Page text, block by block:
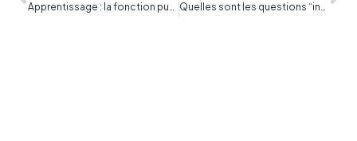
Apprentissage : la fonction publique territoriale est le principal recruteur Quelles sont les questions “interdites” en entretien d’embauche ?